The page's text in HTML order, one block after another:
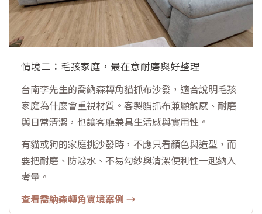
情境二：毛孩家庭，最在意耐磨與好整理
台南李先生的喬納森轉角貓抓布沙發，適合說明毛孩
家庭為什麼會重視材質。客製貓抓布兼顧觸感、耐磨
與日常清潔，也讓客廳兼具生活感與實用性。
有貓或狗的家庭挑沙發時，不應只看顏色與造型，而
要把耐磨、防潑水、不易勾紗與清潔便利性一起納入
考量。
查看喬納森轉角實境案例 →